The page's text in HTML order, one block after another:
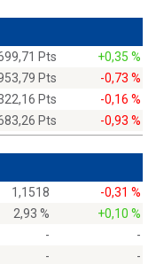
Pts
+0,35 %
Pts
-0,73 %
Pts
-0,16 %
Pts -0,93 %
1,1518
-0,31 %
2,93 %
+0,10 %
-
-
-
-